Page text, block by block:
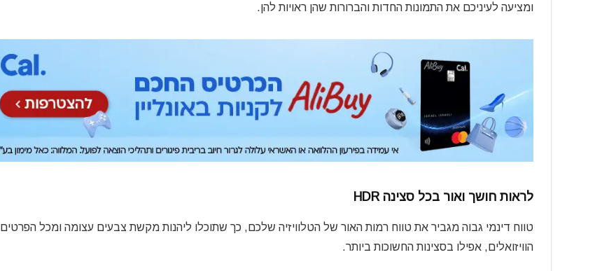
ומציעה לעיניכם את התמונות החדות והברורות שהן ראויות להן.
לראות חושך ואור בכל סצינה HDR
טווח דינמי גבוה מגביר את טווח רמות האור של הטלוויזיה שלכם, כך שתוכלו ליהנות מקשת צבעים עצומה ומכל הפרטים
הוויזואלים, אפילו בסצינות החשוכות ביותר.